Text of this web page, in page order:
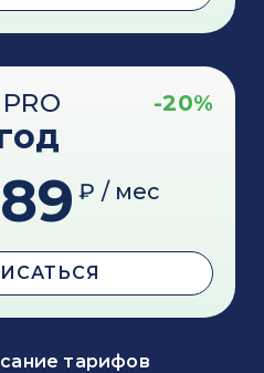
PRO -20%
₽ / мес
тарифов